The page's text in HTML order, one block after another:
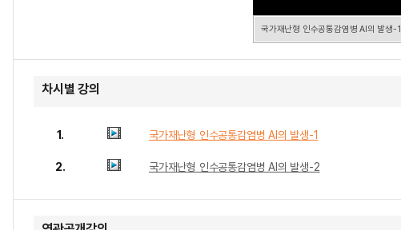
국가재난형 인수공통감염병 AI의 발생-1
차시별 강의
1. 국가재난형 인수공통감염병 AI의 발생-1
2. 국가재난형 인수공통감염병 AI의 발생-2